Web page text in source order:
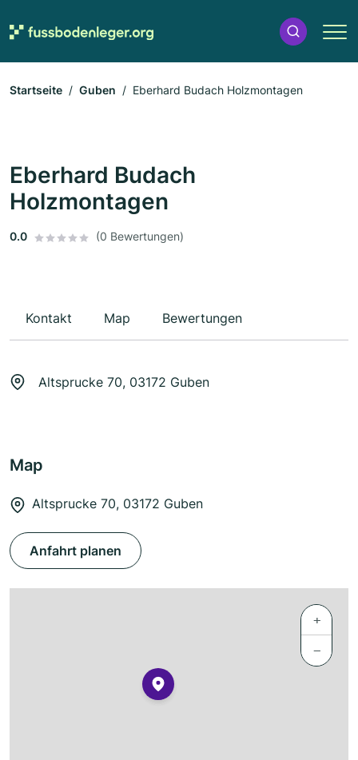
Startseite Guben Eberhard Budach Holzmontagen
Eberhard Budach
Holzmontagen
0.0 (0 Bewertungen)
Kontakt Map Bewertungen
Altsprucke 70, 03172 Guben
Map
Altsprucke 70, 03172 Guben
Anfahrt planen
+
−